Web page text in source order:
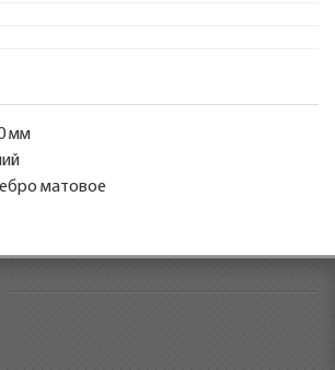
мм
матовое